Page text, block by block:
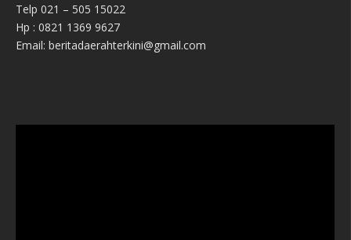
Telp 021 – 505 15022
Hp : 0821 1369 9627
Email: beritadaerahterkini@gmail.com